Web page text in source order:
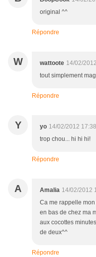
original ^^
Répondre
W wattoote 14/02/
tout simplement
Répondre
Y yo 14/02/2012 17:38
trop chou... hi hi hi!
Répondre
A Amalia 14/02/2012
Ca me rappelle
en bas de chez ma
aux cocottes
de deux^^
Répondre